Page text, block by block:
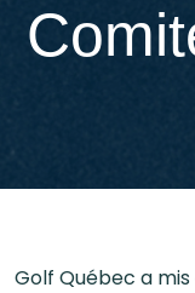
Golf Québec a